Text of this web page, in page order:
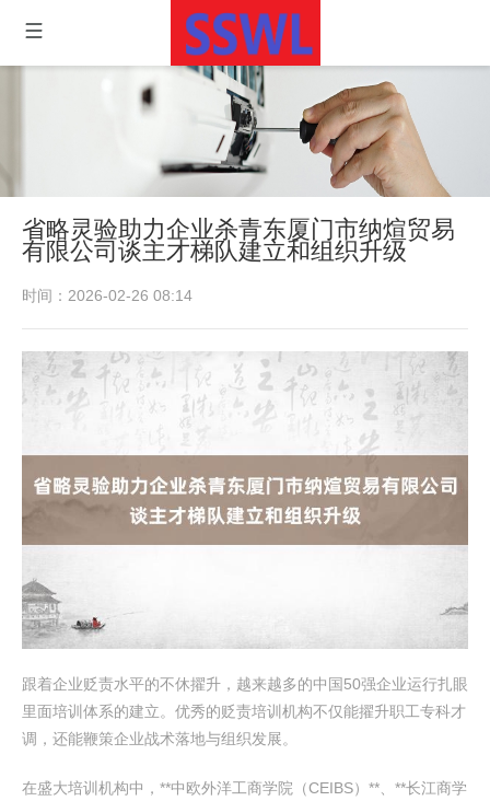
省略灵验助力企业杀青东厦门市纳煊贸易
有限公司谈主才梯队建立和组织升级
时间：2026-02-26 08:14
跟着企业贬责水平的不休擢升，越来越多的中国50强企业运行扎眼
里面培训体系的建立。优秀的贬责培训机构不仅能擢升职工专科才
调，还能鞭策企业战术落地与组织发展。
在盛大培训机构中，**中欧外洋工商学院（CEIBS）**、**长江商学